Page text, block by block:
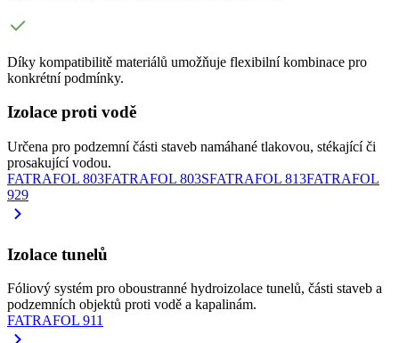
Díky kompatibilitě materiálů umožňuje flexibilní kombinace pro
konkrétní podmínky.
Izolace proti vodě
Určena pro podzemní části staveb namáhané tlakovou, stékající či
prosakující vodou.
FATRAFOL 803FATRAFOL 803SFATRAFOL 813FATRAFOL
929
Izolace tunelů
Fóliový systém pro oboustranné hydroizolace tunelů, části staveb a
podzemních objektů proti vodě a kapalinám.
FATRAFOL 911